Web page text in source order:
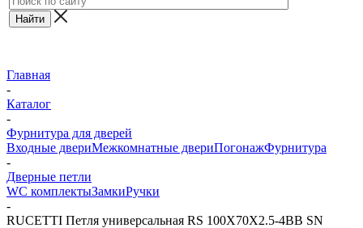
Главная
-
Каталог
-
Фурнитура для дверей
Входные двериМежкомнатные двериПогонажФурнитура
-
Дверные петли
WC комплектыЗамкиРучки
-
RUCETTI Петля универсальная RS 100X70X2.5-4BB SN